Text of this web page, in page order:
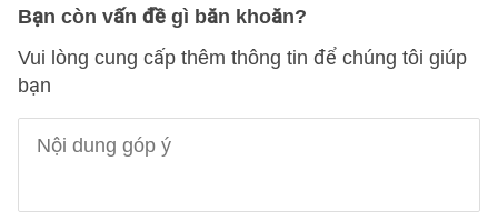
Bạn còn vấn đề gì băn khoăn?
Vui lòng cung cấp thêm thông tin để chúng tôi giúp
bạn